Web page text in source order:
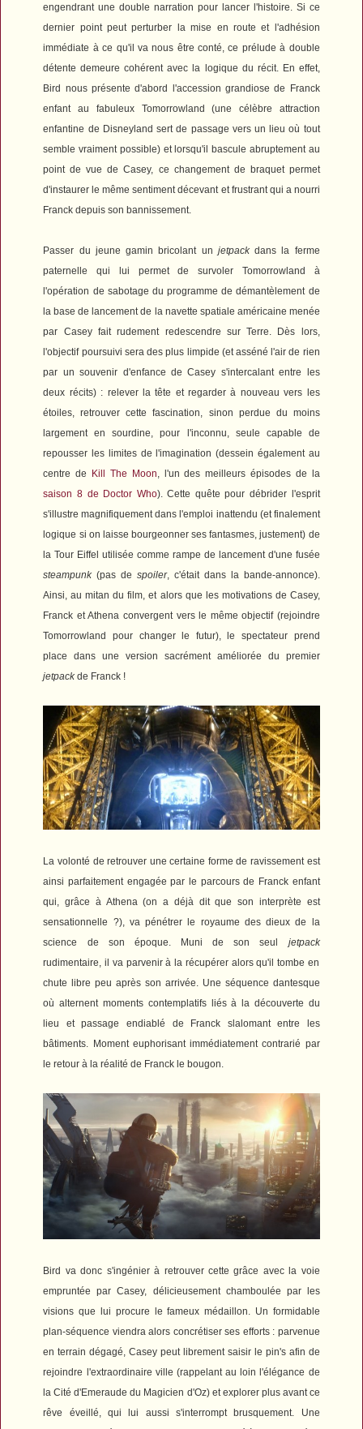
engendrant une double narration pour lancer l'histoire. Si ce
dernier point peut perturber la mise en route et l'adhésion
immédiate à ce qu'il va nous être conté, ce prélude à double
détente demeure cohérent avec la logique du récit. En effet,
Bird nous présente d'abord l'accession grandiose de Franck
enfant au fabuleux Tomorrowland (une célèbre attraction
enfantine de Disneyland sert de passage vers un lieu où tout
semble vraiment possible) et lorsqu'il bascule abruptement au
point de vue de Casey, ce changement de braquet permet
d'instaurer le même sentiment décevant et frustrant qui a nourri
Franck depuis son bannissement.
Passer du jeune gamin bricolant un jetpackdans la ferme
paternelle qui lui permet de survoler Tomorrowland à
l'opération de sabotage du programme de démantèlement de
la base de lancement de la navette spatiale américaine menée
par Casey fait rudement redescendre sur Terre. Dès lors,
l'objectif poursuivi sera des plus limpide (et asséné l'air de rien
par un souvenir d'enfance de Casey s'intercalant entre les
deux récits) : relever la tête et regarder à nouveau vers les
étoiles, retrouver cette fascination, sinon perdue du moins
largement en sourdine, pour l'inconnu, seule capable de
repousser les limites de l'imagination (dessein également au
centre de Kill The Moon , l'un des meilleurs épisodes de la
saison 8 de Doctor Who). Cette quête pour débrider l'esprit
s'illustre magnifiquement dans l'emploi inattendu (et finalement
logique si on laisse bourgeonner ses fantasmes, justement) de
la Tour Eiffel utilisée comme rampe de lancement d'une fusée
steampunk(pas despoiler, c'était dans la bande-annonce).
Ainsi, au mitan du film, et alors que les motivations de Casey,
Franck et Athena convergent vers le même objectif (rejoindre
Tomorrowland pour changer le futur), le spectateur prend
place dans une version sacrément améliorée du premier
jetpackde Franck !
La volonté de retrouver une certaine forme de ravissement est
ainsi parfaitement engagée par le parcours de Franck enfant
qui, grâce à Athena (on a déjà dit que son interprète est
sensationnelle ?), va pénétrer le royaume des dieux de la
science de son époque. Muni de son seul jetpack
rudimentaire, il va parvenir à la récupérer alors qu'il tombe en
chute libre peu après son arrivée. Une séquence dantesque
où alternent moments contemplatifs liés à la découverte du
lieu et passage endiablé de Franck slalomant entre les
bâtiments. Moment euphorisant immédiatement contrarié par
le retour à la réalité de Franck le bougon.
Bird va donc s'ingénier à retrouver cette grâce avec la voie
empruntée par Casey, délicieusement chamboulée par les
visions que lui procure le fameux médaillon. Un formidable
plan-séquence viendra alors concrétiser ses efforts : parvenue
en terrain dégagé, Casey peut librement saisir le pin's afin de
rejoindre l'extraordinaire ville (rappelant au loin l'élégance de
la Cité d'Emeraude du Magicien d'Oz) et explorer plus avant ce
rêve éveillé, qui lui aussi s'interrompt brusquement. Une